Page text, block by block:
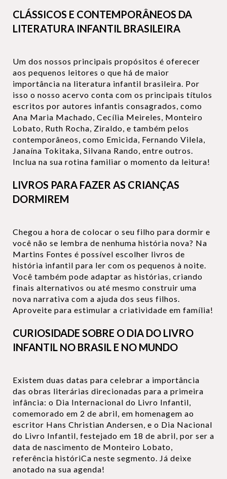
CLÁSSICOS E CONTEMPORÂNEOS DA
LITERATURA INFANTIL BRASILEIRA
Um dos nossos principais propósitos é oferecer
aos pequenos leitores o que há de maior
importância na literatura infantil brasileira. Por
isso o nosso acervo conta com os principais títulos
escritos por autores infantis consagrados, como
Ana Maria Machado, Cecília Meireles, Monteiro
Lobato, Ruth Rocha, Ziraldo, e também pelos
contemporâneos, como Emicida, Fernando Vilela,
Janaína Tokitaka, Silvana Rando, entre outros.
Inclua na sua rotina familiar o momento da leitura!
LIVROS PARA FAZER AS CRIANÇAS
DORMIREM
Chegou a hora de colocar o seu filho para dormir e
você não se lembra de nenhuma história nova? Na
Martins Fontes é possível escolher livros de
história infantil para ler com os pequenos à noite.
Você também pode adaptar as histórias, criando
finais alternativos ou até mesmo construir uma
nova narrativa com a ajuda dos seus filhos.
Aproveite para estimular a criatividade em família!
CURIOSIDADE SOBRE O DIA DO LIVRO
INFANTIL NO BRASIL E NO MUNDO
Existem duas datas para celebrar a importância
das obras literárias direcionadas para a primeira
infância: o Dia Internacional do Livro Infantil,
comemorado em 2 de abril, em homenagem ao
escritor Hans Christian Andersen, e o Dia Nacional
do Livro Infantil, festejado em 18 de abril, por ser a
data de nascimento de Monteiro Lobato,
referência históriCa neste segmento. Já deixe
anotado na sua agenda!